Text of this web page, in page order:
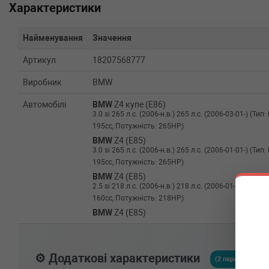
Характеристики
Найменування Значення
Артикул 18207568777
Виробник BMW
Автомобілі BMW Z4 купе (E86)
3.0 si 265 л.с. (2006-н.в.) 265 л.с. (2006-03-01-)
195cc, Потужність: 265HP)
BMW Z4 (E85)
3.0 si 265 л.с. (2006-н.в.) 265 л.с. (2006-01-01-)
195cc, Потужність: 265HP)
BMW Z4 (E85)
2.5 si 218 л.с. (2006-н.в.) 218 л.с. (2006-01-01-)
160cc, Потужність: 218HP)
BMW Z4 (E85)
xDrive 30 d 258 л.с. (2014-н.в.) 258 л.с. (2014-08-01-
⚙️ Додаткові характеристики (2 параметрів)